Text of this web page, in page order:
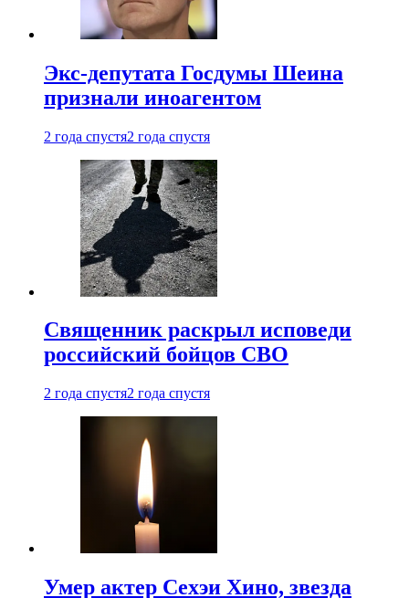
Экс-депутата Госдумы Шеина
признали иноагентом
2 года спустя2 года спустя
Священник раскрыл исповеди
российский бойцов СВО
2 года спустя2 года спустя
Умер актер Сехэи Хино, звезда